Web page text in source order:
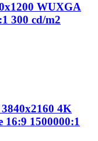
WUXGA
300 cd/m2
4K
1500000:1